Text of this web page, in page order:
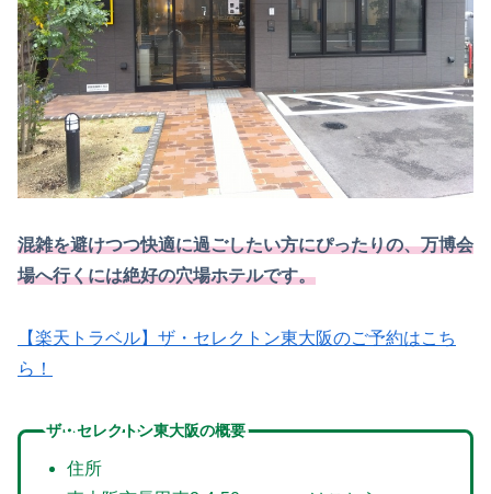
混雑を避けつつ快適に過ごしたい方にぴったりの、万博会
場へ行くには絶好の穴場ホテルです。
【楽天トラベル】ザ・セレクトン東大阪のご予約はこち
ら！
ザ・セレクトン東大阪の概要
住所